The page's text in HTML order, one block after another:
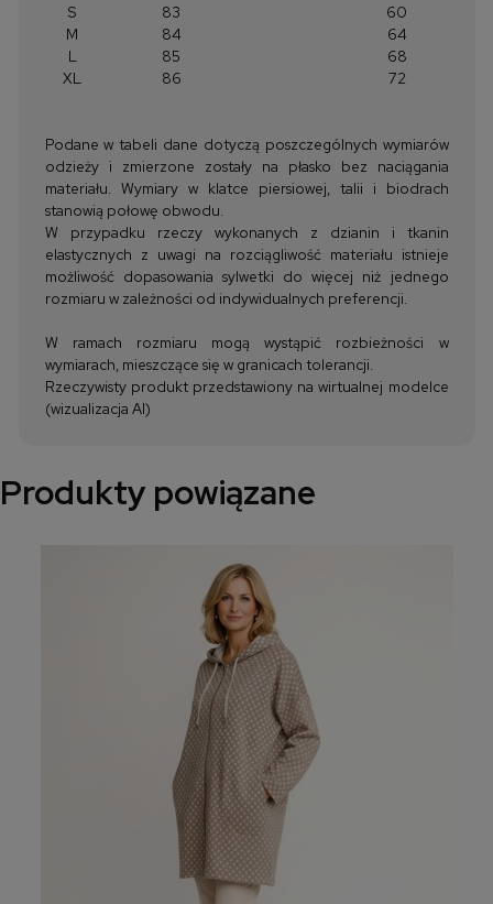
S 83
60
M
84
64
L
85
68
XL
86 72
Podane w tabeli dane dotyczą poszczególnych wymiarów
odzieży i zmierzone zostały na płasko bez naciągania
materiału. Wymiary w klatce piersiowej, talii i biodrach
stanowią połowę obwodu.
W przypadku rzeczy wykonanych z dzianin i tkanin
elastycznych z uwagi na rozciągliwość materiału istnieje
możliwość dopasowania sylwetki do więcej niż jednego
rozmiaru w zależności od indywidualnych preferencji.
W ramach rozmiaru mogą wystąpić rozbieżności w
wymiarach, mieszczące się w granicach tolerancji.
Rzeczywisty produkt przedstawiony na wirtualnej modelce
(wizualizacja AI)
Produkty powiązane